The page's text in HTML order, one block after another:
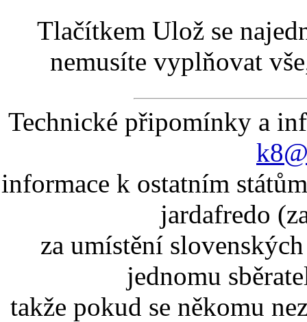
Tlačítkem Ulož se
nemusíte vyplňovat
Technické připomínky a
informace k ostatním
jardafredo
za umístění
jednomu
takže pokud se někomu